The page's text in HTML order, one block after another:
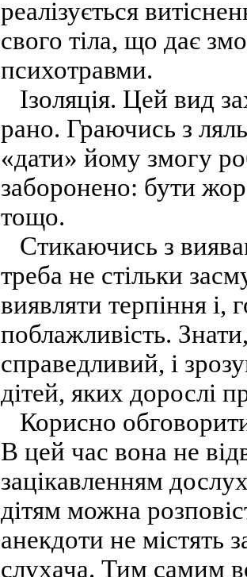
реалізується
свого тіла, що дає
психотравми.
Ізоляція. Цей вид
рано. Граючись з
«дати» йому змогу
заборонено: бути
тощо.
Стикаючись з
треба не стільки
виявляти терпіння
поблажливість.
справедливий, і
дітей, яких дорослі
Корисно
В цей час вона не
зацікавленням
дітям можна
анекдоти не містять
слухача. Тим самим